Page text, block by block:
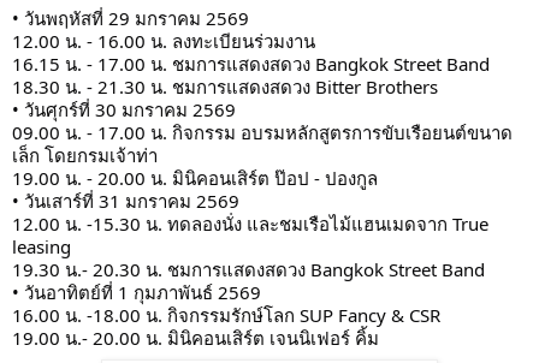
• วันพฤหัสที่ 29 มกราคม 2569
12.00 น. - 16.00 น. ลงทะเบียนร่วมงาน
16.15 น. - 17.00 น. ชมการแสดงสดวง Bangkok Street Band
18.30 น. - 21.30 น. ชมการแสดงสดวง Bitter Brothers
• วันศุกร์ที่ 30 มกราคม 2569
09.00 น. - 17.00 น. กิจกรรม อบรมหลักสูตรการขับเรือยนต์ขนาด
เล็ก โดยกรมเจ้าท่า
19.00 น. - 20.00 น. มินิคอนเสิร์ต ป๊อป - ปองกูล
• วันเสาร์ที่ 31 มกราคม 2569
12.00 น. -15.30 น. ทดลองนั่ง และชมเรือไม้แฮนเมดจาก True
leasing
19.30 น.- 20.30 น. ชมการแสดงสดวง Bangkok Street Band
• วันอาทิตย์ที่ 1 กุมภาพันธ์ 2569
16.00 น. -18.00 น. กิจกรรมรักษ์โลก SUP Fancy & CSR
19.00 น.- 20.00 น. มินิคอนเสิร์ต เจนนิเฟอร์ คิ้ม